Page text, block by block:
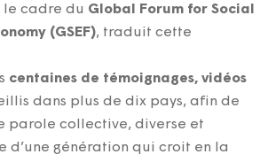
le cadre du Global Forum for Social
(GSEF), traduit cette
centaines de témoignages, vidéos
dans plus de dix pays, afin de
parole collective, diverse et
d’une génération qui croit en la